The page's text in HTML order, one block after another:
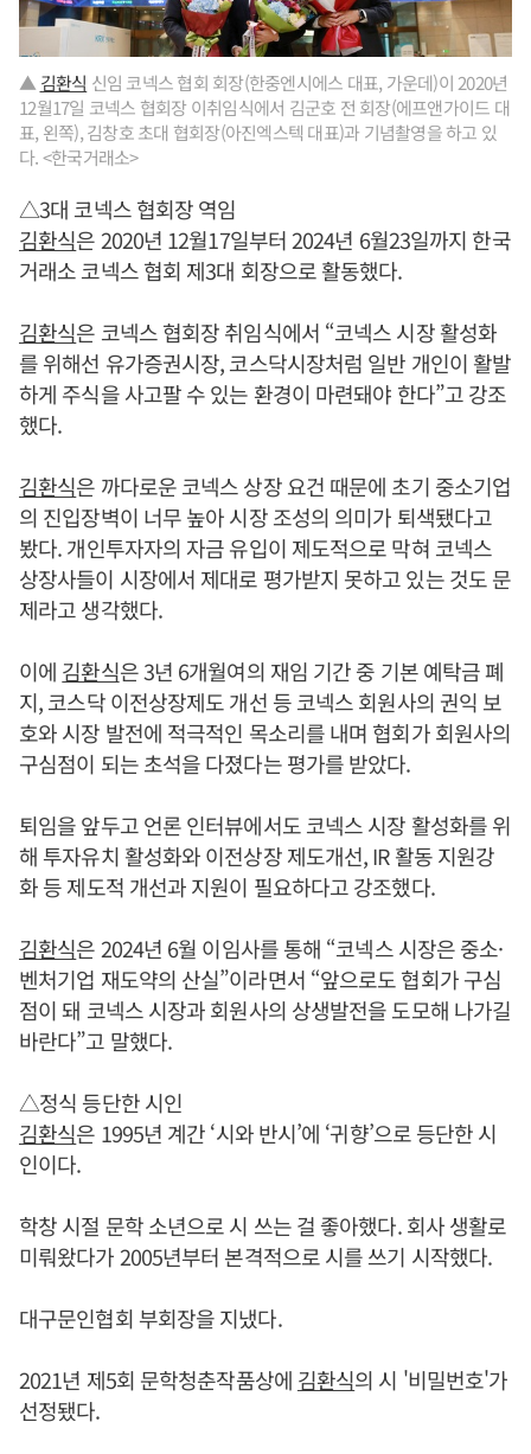
▲ 김환식 신임 코넥스 협회 회장(한중엔시에스 대표, 가운데)이 2020년
12월17일 코넥스 협회장 이취임식에서 김군호 전 회장(에프앤가이드 대
표, 왼쪽), 김창호 초대 협회장(아진엑스텍 대표)과 기념촬영을 하고 있
다. <한국거래소>
△3대 코넥스 협회장 역임
김환식은 2020년 12월17일부터 2024년 6월23일까지 한국
거래소 코넥스 협회 제3대 회장으로 활동했다.
김환식은 코넥스 협회장 취임식에서 “코넥스 시장 활성화
를 위해선 유가증권시장, 코스닥시장처럼 일반 개인이 활발
하게 주식을 사고팔 수 있는 환경이 마련돼야 한다”고 강조
했다.
김환식은 까다로운 코넥스 상장 요건 때문에 초기 중소기업
의 진입장벽이 너무 높아 시장 조성의 의미가 퇴색됐다고
봤다. 개인투자자의 자금 유입이 제도적으로 막혀 코넥스
상장사들이 시장에서 제대로 평가받지 못하고 있는 것도 문
제라고 생각했다.
이에 김환식은 3년 6개월여의 재임 기간 중 기본 예탁금 폐
지, 코스닥 이전상장제도 개선 등 코넥스 회원사의 권익 보
호와 시장 발전에 적극적인 목소리를 내며 협회가 회원사의
구심점이 되는 초석을 다졌다는 평가를 받았다.
퇴임을 앞두고 언론 인터뷰에서도 코넥스 시장 활성화를 위
해 투자유치 활성화와 이전상장 제도개선, IR 활동 지원강
화 등 제도적 개선과 지원이 필요하다고 강조했다.
김환식은 2024년 6월 이임사를 통해 “코넥스 시장은 중소·
벤처기업 재도약의 산실”이라면서 “앞으로도 협회가 구심
점이 돼 코넥스 시장과 회원사의 상생발전을 도모해 나가길
바란다”고 말했다.
△정식 등단한 시인
김환식은 1995년 계간 ‘시와 반시’에 ‘귀향’으로 등단한 시
인이다.
학창 시절 문학 소년으로 시 쓰는 걸 좋아했다. 회사 생활로
미뤄왔다가 2005년부터 본격적으로 시를 쓰기 시작했다.
대구문인협회 부회장을 지냈다.
2021년 제5회 문학청춘작품상에 김환식의 시 '비밀번호'가
선정됐다.